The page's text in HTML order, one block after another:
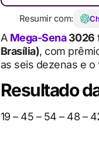
Resumir com:
A Mega-Sena3026
Brasília), com
as seis dezenas e o
Resultado
19 – 45 – 54 – 48 –